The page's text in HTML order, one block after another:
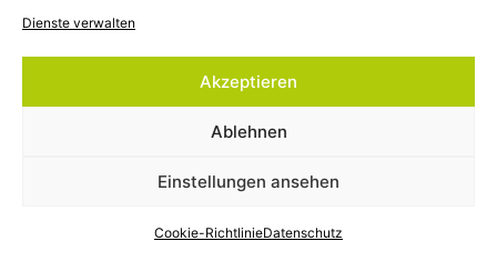
Dienste verwalten
Akzeptieren
Ablehnen
Einstellungen ansehen
Cookie-RichtlinieDatenschutz
Wie kann ich dir helfen?